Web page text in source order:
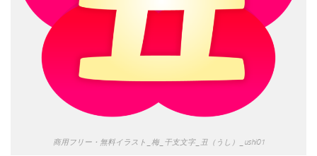
商用フリー・無料イラスト_梅_干支文字_丑（うし）_ushi01